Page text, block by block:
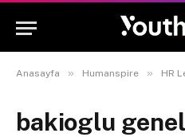
Anasayfa » Humanspire » HR
bakioglu genel